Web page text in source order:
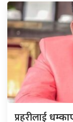
प्रहरीलाई